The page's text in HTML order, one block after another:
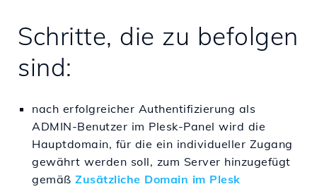
Schritte, die zu befolgen
sind:
nach erfolgreicher Authentifizierung als
ADMIN-Benutzer im Plesk-Panel wird die
Hauptdomain, für die ein individueller Zugang
gewährt werden soll, zum Server hinzugefügt
gemäß Zusätzliche Domain im Plesk